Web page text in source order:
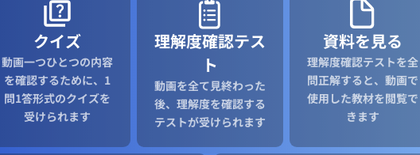
クイズ
動画一つひとつの内容
を確認するために、1
問1答形式のクイズを
受けられます
理解度確認テス
ト
動画を全て見終わった
後、理解度を確認する
テストが受けられます
資料を見る
理解度確認テストを全
問正解すると、動画で
使用した教材を閲覧で
きます